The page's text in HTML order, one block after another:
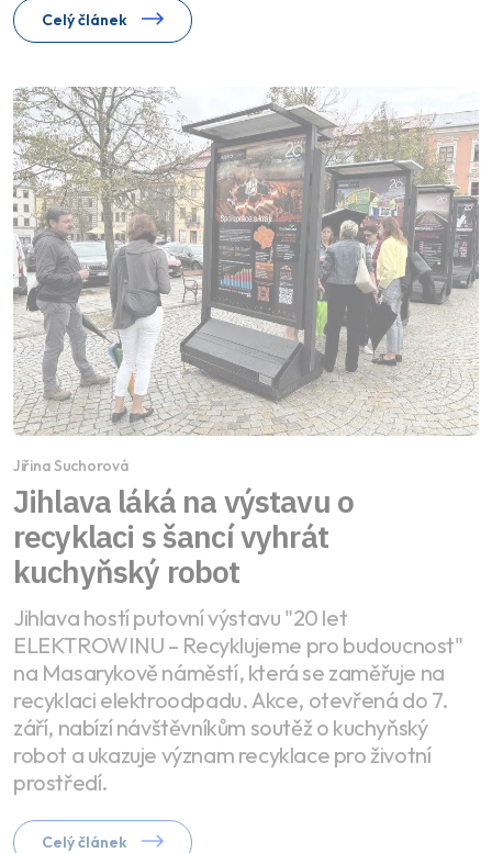
Celý článek
Jiřina Suchorová
Jihlava láká na výstavu o
recyklaci s šancí vyhrát
kuchyňský robot
Jihlava hostí putovní výstavu "20 let
ELEKTROWINU – Recyklujeme pro budoucnost"
na Masarykově náměstí, která se zaměřuje na
recyklaci elektroodpadu. Akce, otevřená do 7.
září, nabízí návštěvníkům soutěž o kuchyňský
robot a ukazuje význam recyklace pro životní
prostředí.
Celý článek